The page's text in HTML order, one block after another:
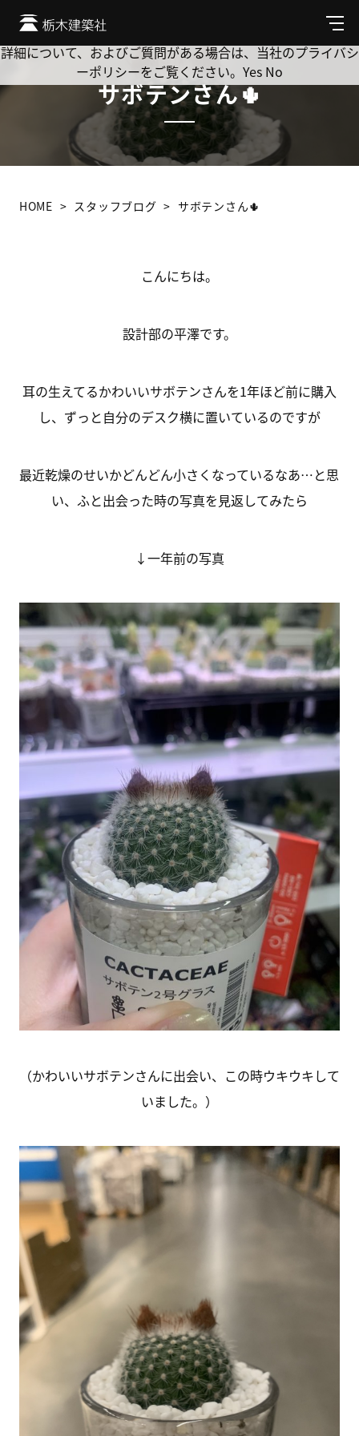
メ
ニ
ュ
サボテンさん🌵
HOME スタッフブログ サボテンさん🌵
こんにちは。
設計部の平澤です。
耳の生えてるかわいいサボテンさんを1年ほど前に購入
し、ずっと自分のデスク横に置いているのですが
最近乾燥のせいかどんどん小さくなっているなあ…と思
い、ふと出会った時の写真を見返してみたら
↓一年前の写真
（かわいいサボテンさんに出会い、この時ウキウキして
いました。）
Cookie を使用して、お客様の活動を追跡してもよろしいです
か? 当社ではお客様のプライバシーを極めて重視しています。
詳細について、およびご質問がある場合は、当社のプライバシ
ーポリシーをご覧ください。 Yes No